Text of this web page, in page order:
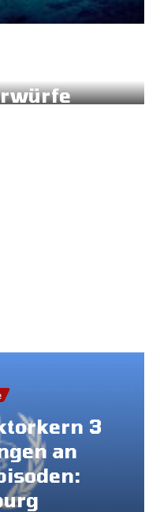
3
an